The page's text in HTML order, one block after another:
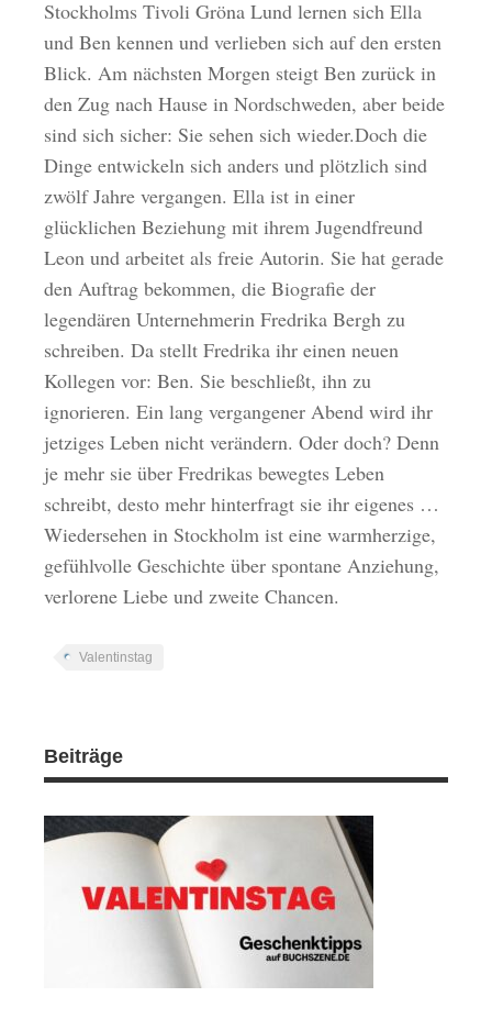
Stockholms Tivoli Gröna Lund lernen sich Ella
und Ben kennen und verlieben sich auf den ersten
Blick. Am nächsten Morgen steigt Ben zurück in
den Zug nach Hause in Nordschweden, aber beide
sind sich sicher: Sie sehen sich wieder.Doch die
Dinge entwickeln sich anders und plötzlich sind
zwölf Jahre vergangen. Ella ist in einer
glücklichen Beziehung mit ihrem Jugendfreund
Leon und arbeitet als freie Autorin. Sie hat gerade
den Auftrag bekommen, die Biografie der
legendären Unternehmerin Fredrika Bergh zu
schreiben. Da stellt Fredrika ihr einen neuen
Kollegen vor: Ben. Sie beschließt, ihn zu
ignorieren. Ein lang vergangener Abend wird ihr
jetziges Leben nicht verändern. Oder doch? Denn
je mehr sie über Fredrikas bewegtes Leben
schreibt, desto mehr hinterfragt sie ihr eigenes …
Wiedersehen in Stockholm ist eine warmherzige,
gefühlvolle Geschichte über spontane Anziehung,
verlorene Liebe und zweite Chancen.
Valentinstag
Beiträge